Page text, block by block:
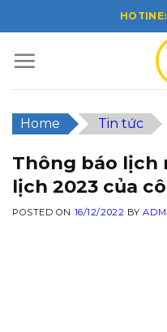
to
content
Home Tin tức
Thông báo lịch
lịch 2023 của
POSTED ON 16/12/2022 BY